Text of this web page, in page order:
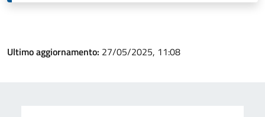
Ultimo aggiornamento: 27/05/2025, 11:08